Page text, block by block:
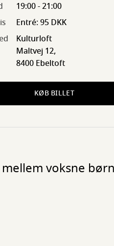
19:00 - 21:00
Entré: 95 DKK
Kulturloft
Maltvej 12,
8400 Ebeltoft
KØB BILLET
voksne